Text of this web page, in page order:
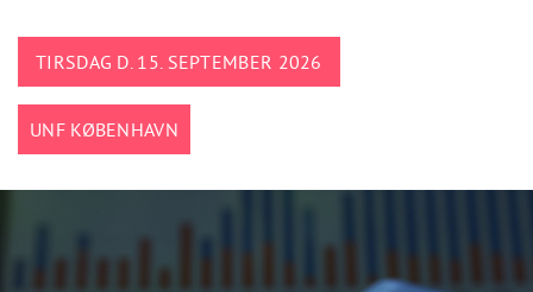
TIRSDAG D. 15. SEPTEMBER 2026
UNF KØBENHAVN